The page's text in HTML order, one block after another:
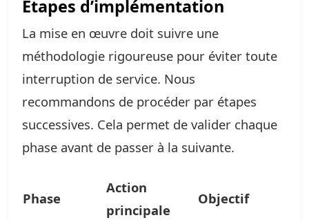
Étapes d’implémentation
La mise en œuvre doit suivre une
méthodologie rigoureuse pour éviter toute
interruption de service. Nous
recommandons de procéder par étapes
successives. Cela permet de valider chaque
phase avant de passer à la suivante.
Phase
Action
principale
Objectif